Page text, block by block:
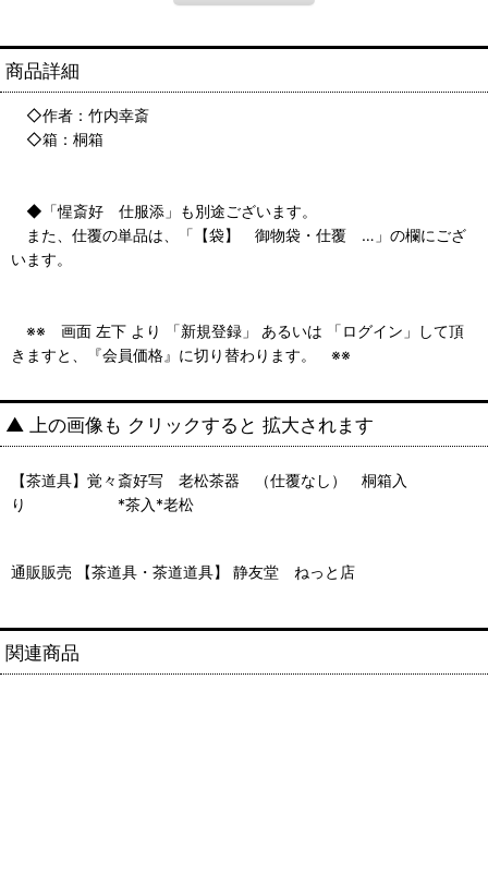
商品詳細
◇作者：竹内幸斎
◇箱：桐箱
◆「惺斎好 仕服添」も別途ございます。
また、仕覆の単品は、「【袋】 御物袋・仕覆 …」の欄にござ
います。
※※ 画面 左下 より 「新規登録」 あるいは 「ログイン」して頂
きますと、『会員価格』に切り替わります。 ※※
▲ 上の画像も クリックすると 拡大されます
【茶道具】覚々斎好写 老松茶器 （仕覆なし） 桐箱入
り *茶入*老松
通販販売 【茶道具・茶道道具】 静友堂 ねっと店
関連商品